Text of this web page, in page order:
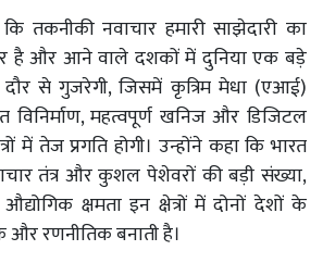
तकनीकी नवाचार हमारी साझेदारी का
है और आने वाले दशकों में दुनिया एक बड़े
से गुजरेगी, जिसमें कृत्रिम मेधा (एआई)
विनिर्माण, महत्वपूर्ण खनिज और डिजिटल
में तेज प्रगति होगी। उन्होंने कहा कि भारत
तंत्र और कुशल पेशेवरों की बड़ी संख्या,
क्षमता इन क्षेत्रों में दोनों देशों के
और रणनीतिक बनाती है।